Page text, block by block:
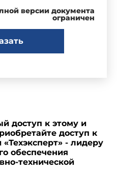
версии документа
ограничен
доступ к этому и
доступ к
- лидеру
обеспечения
технической